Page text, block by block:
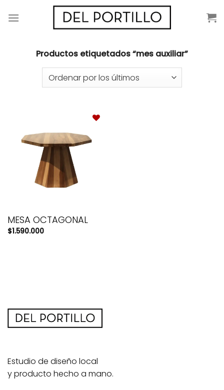
Productos etiquetados “mes auxiliar”
MESA OCTAGONAL
$1.590.000
Estudio de diseño local
y producto hecho a mano.